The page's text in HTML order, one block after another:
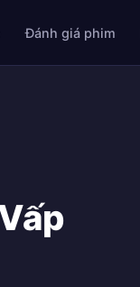
Đánh giá phim